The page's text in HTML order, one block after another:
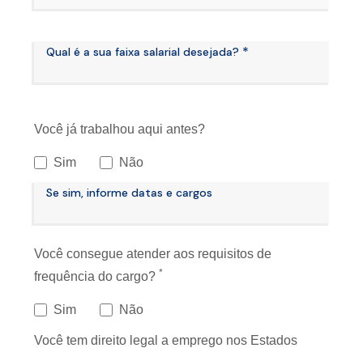
Qual é a sua faixa salarial desejada? *
Você já trabalhou aqui antes?
Sim Não
Se sim, informe datas e cargos
Você consegue atender aos requisitos de
frequência do cargo? *
Sim Não
Você tem direito legal a emprego nos Estados